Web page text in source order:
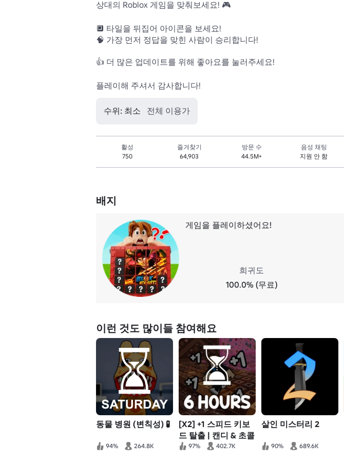
상대의 Roblox 게임을 맞춰보세요! 🎮
🔲 타일을 뒤집어 아이콘을 보세요!
🧠 가장 먼저 정답을 맞힌 사람이 승리합니다!
👍 더 많은 업데이트를 위해 좋아요를 눌러주세요!
플레이해 주셔서 감사합니다!
수위: 최소 전체 이용가
활성
750
즐겨찾기
64,903
방문 수
44.5M+
음성 채팅
지원 안 함
배지
게임을 플레이하셨어요!
희귀도
100.0% (무료)
이런 것도 많이들 참여해요
동물 병원 (변칙성) 🧪
94% 264.8K
[X2] +1 스피드 키보
드 탈출 | 캔디 & 초콜
릿 97% 402.7K
살인 미스터리 2
90% 689.6K